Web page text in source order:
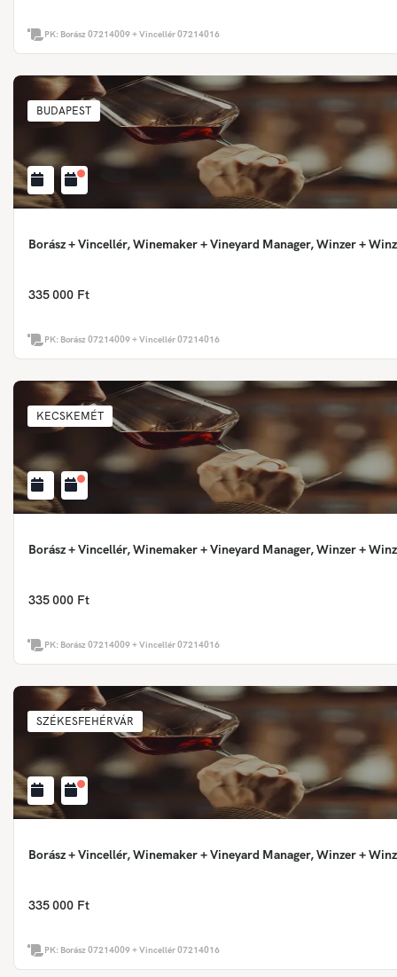
PK: Borász 07214009 + Vincellér 07214016
BUDAPEST
Borász + Vincellér, Winemaker + Vineyard Manager, Winzer +
335 000 Ft
PK: Borász 07214009 + Vincellér 07214016
KECSKEMÉT
Borász + Vincellér, Winemaker + Vineyard Manager, Winzer +
335 000 Ft
PK: Borász 07214009 + Vincellér 07214016
SZÉKESFEHÉRVÁR
Borász + Vincellér, Winemaker + Vineyard Manager, Winzer +
335 000 Ft
PK: Borász 07214009 + Vincellér 07214016